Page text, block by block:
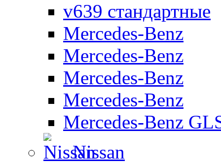
v639 стандартные
Mercedes-Benz
Mercedes-Benz
Mercedes-Benz
Mercedes-Benz
Mercedes-Benz
Nissan